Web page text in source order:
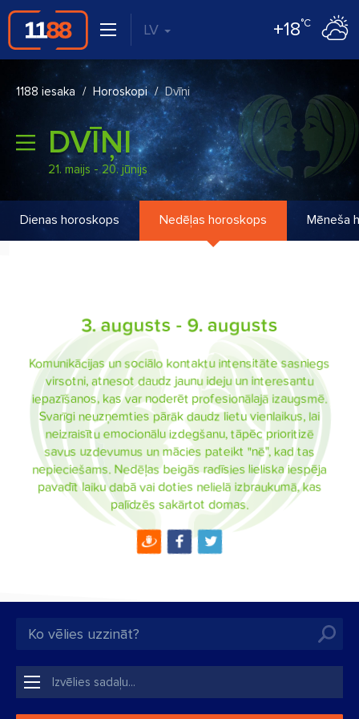
LV +18°C
1188 iesaka Horoskopi Dvīņi
DVĪŅI
21. maijs - 20. jūnijs
Dienas horoskops Nedēļas horoskops Mēneša
3. augusts - 9. augusts
Komunikācijas un sociālo kontaktu intensitāte sasniegs
virsotni, atnesot daudz jaunu ideju un interesantu
iepazīšanos, kas var noderēt profesionālajā izaugsmē.
Svarīgi neuzņemties pārāk daudz lietu vienlaikus, lai
neizraisītu emocionālu izdegšanu, tāpēc prioritizē
savus uzdevumus un mācies pateikt "nē", kad tas
nepieciešams. Nedēļas beigās radīsies lieliska iespēja
pavadīt laiku dabā vai doties nelielā izbraukumā, kas
palīdzēs sakārtot domas.